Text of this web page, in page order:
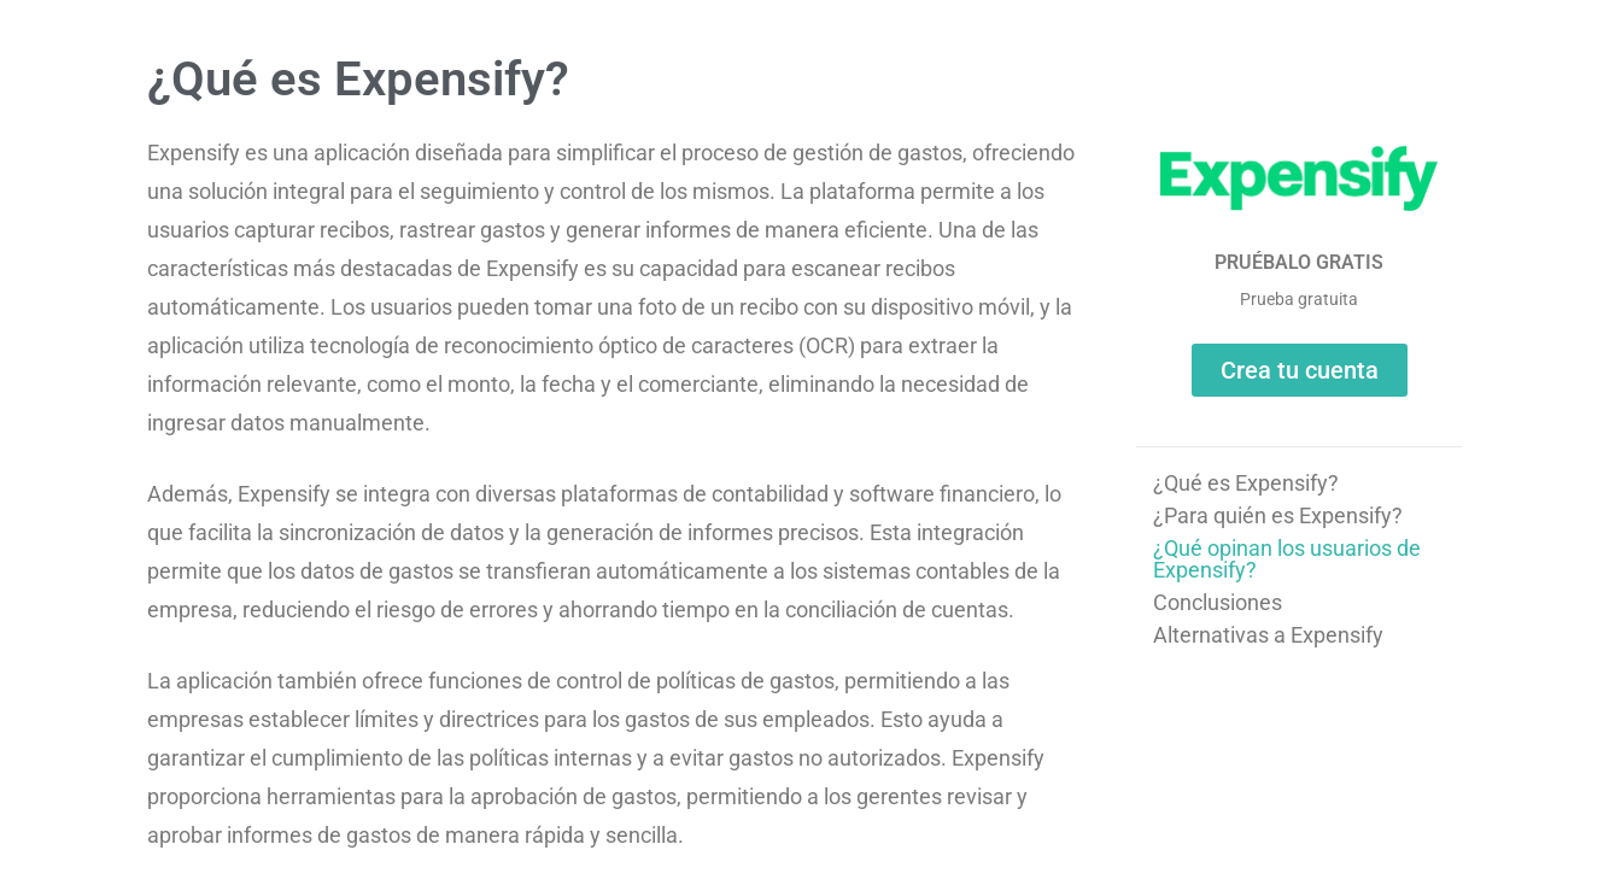
¿Qué es Expensify?
Expensify es una aplicación diseñada para simplificar el proceso de gestión de gastos, ofreciendo
una solución integral para el seguimiento y control de los mismos. La plataforma permite a los
usuarios capturar recibos, rastrear gastos y generar informes de manera eficiente. Una de las
características más destacadas de Expensify es su capacidad para escanear recibos
automáticamente. Los usuarios pueden tomar una foto de un recibo con su dispositivo móvil, y la
aplicación utiliza tecnología de reconocimiento óptico de caracteres (OCR) para extraer la
información relevante, como el monto, la fecha y el comerciante, eliminando la necesidad de
ingresar datos manualmente.
Además, Expensify se integra con diversas plataformas de contabilidad y software financiero, lo
que facilita la sincronización de datos y la generación de informes precisos. Esta integración
permite que los datos de gastos se transfieran automáticamente a los sistemas contables de la
empresa, reduciendo el riesgo de errores y ahorrando tiempo en la conciliación de cuentas.
La aplicación también ofrece funciones de control de políticas de gastos, permitiendo a las
empresas establecer límites y directrices para los gastos de sus empleados. Esto ayuda a
garantizar el cumplimiento de las políticas internas y a evitar gastos no autorizados. Expensify
proporciona herramientas para la aprobación de gastos, permitiendo a los gerentes revisar y
aprobar informes de gastos de manera rápida y sencilla.
PRUÉBALO GRATIS
Prueba gratuita
Crea tu cuenta
¿Qué es Expensify?
¿Para quién es Expensify?
¿Qué opinan los usuarios de
Expensify?
Conclusiones
Alternativas a Expensify